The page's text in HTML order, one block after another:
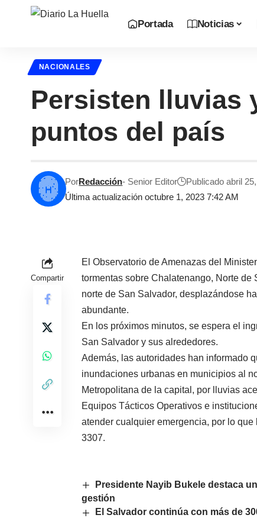
Portada Noticias
NACIONALES
Persisten lluvias
puntos del país
Última actualización octubre 1, 2023 7:42 AM
PorRedacción- Senior Editor Publicado abril
Compartir
El Observatorio de Amenazas del
tormentas sobre Chalatenango, Norte
norte de San Salvador, desplazándose
abundante.
En los próximos minutos, se espera el
San Salvador y sus alrededores.
Además, las autoridades han informado
inundaciones urbanas en municipios al
Metropolitana de la capital, por lluvias
Equipos Tácticos Operativos e
atender cualquier emergencia, por lo
3307.
Presidente Nayib Bukele destaca
gestión
El Salvador continúa con más de